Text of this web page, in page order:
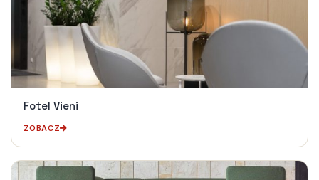
Fotel Vieni
ZOBACZ